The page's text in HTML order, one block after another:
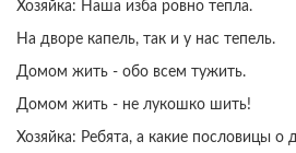
Хозяйка: Наша изба ровно тепла.
На дворе капель, так и у нас тепель.
Домом жить - обо всем тужить.
Домом жить - не лукошко шить!
Хозяйка: Ребята, а какие пословицы о